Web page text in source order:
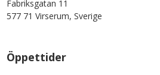
Fabriksgatan 11
577 71 Virserum, Sverige
Öppettider